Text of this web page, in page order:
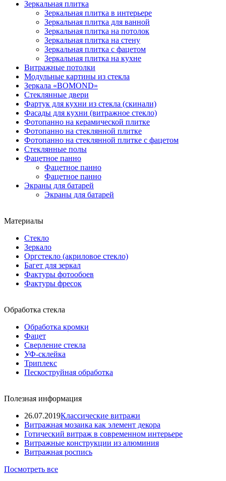
Зеркальная плитка
Зеркальная плитка в интерьере
Зеркальная плитка для ванной
Зеркальная плитка на потолок
Зеркальная плитка на стену
Зеркальная плитка с фацетом
Зеркальная плитка на кухне
Витражные потолки
Модульные картины из стекла
Зеркала «BOMOND»
Стеклянные двери
Фартук для кухни из стекла (скинали)
Фасады для кухни (витражное стекло)
Фотопанно на керамической плитке
Фотопанно на стеклянной плитке
Фотопанно на стеклянной плитке с фацетом
Стеклянные полы
Фацетное панно
Фацетное панно
Фацетное панно
Экраны для батарей
Экраны для батарей
Материалы
Стекло
Зеркало
Оргстекло (акриловое стекло)
Багет для зеркал
Фактуры фотообоев
Фактуры фресок
Обработка стекла
Обработка кромки
Фацет
Сверление стекла
УФ-склейка
Триплекс
Пескоструйная обработка
Полезная информация
26.07.2019Классические витражи
Витражная мозаика как элемент декора
Готический витраж в современном интерьере
Витражные конструкции из алюминия
Витражная роспись
Посмотреть все